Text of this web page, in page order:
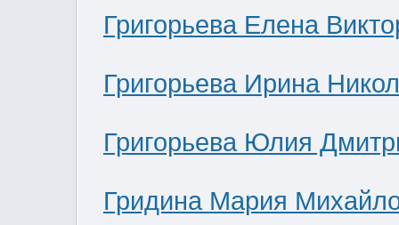
Григорьева Елена
Григорьева Ирина
Григорьева Юлия
Гридина Мария